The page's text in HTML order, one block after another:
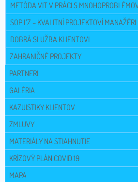
METÓDA VIT V PRÁCI S
SOP ĽZ – KVALITNÍ PROJEKTOVÍ MANAŽÉRI
DOBRÁ SLUŽBA KLIENTOVI
ZAHRANIČNÉ PROJEKTY
PARTNERI
GALÉRIA
KAZUISTIKY KLIENTOV
ZMLUVY
MATERIÁLY NA STIAHNUTIE
KRÍZOVÝ PLÁN COVID 19
MAPA